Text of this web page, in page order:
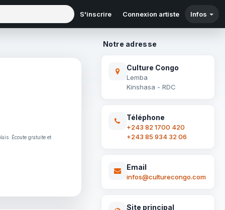
S'inscrire Connexion artiste Infos
Écoute gratuite et
Notre adresse
Culture Congo
Lemba
Kinshasa - RDC
Téléphone
+243 82 1700 420
+243 85 934 32 06
Email
infos@culturecongo.com
Site principal